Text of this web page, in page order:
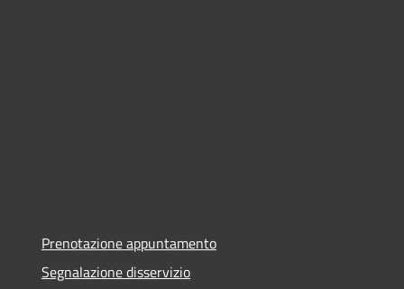
Prenotazione appuntamento
Segnalazione disservizio